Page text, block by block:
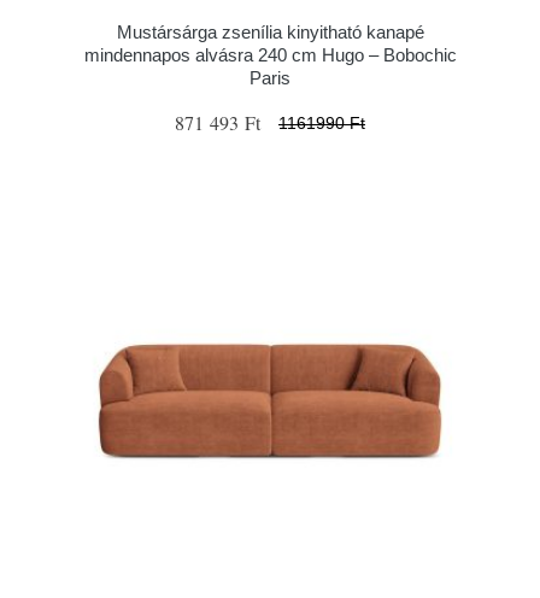
Mustársárga zsenília kinyitható kanapé
mindennapos alvásra 240 cm Hugo – Bobochic
Paris
871 493 Ft 1161990 Ft